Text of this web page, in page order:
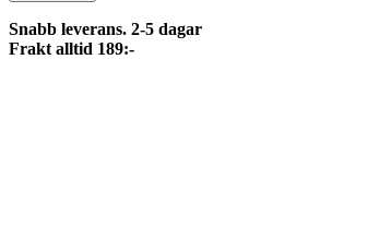
Snabb leverans. 2-5 dagar
Frakt alltid 189:-